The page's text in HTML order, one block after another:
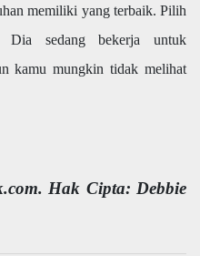
memiliki yang terbaik. Pilih
Dia sedang bekerja untuk
kamu mungkin tidak melihat
Hak Cipta: Debbie